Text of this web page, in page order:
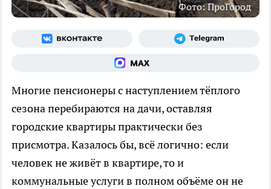
Фото: ПроГород
Многие пенсионеры с наступлением тёплого
сезона перебираются на дачи, оставляя
городские квартиры практически без
присмотра. Казалось бы, всё логично: если
человек не живёт в квартире, то и
коммунальные услуги в полном объёме он не